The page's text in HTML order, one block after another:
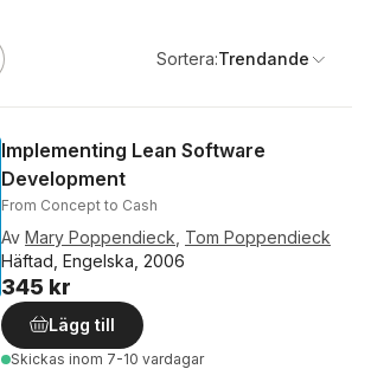
Sortera:Trendande
Implementing Lean Software
Development
From Concept to Cash
Av Mary Poppendieck Tom Poppendieck
Häftad, Engelska, 2006
345 kr
Lägg till
Skickas inom 7-10 vardagar